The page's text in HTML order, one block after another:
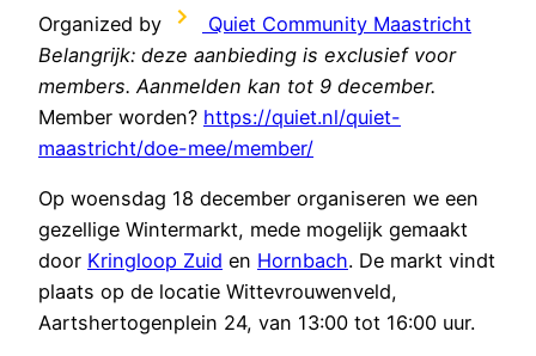
Organized by
Quiet Community Maastricht
Belangrijk: deze aanbieding is exclusief voor
members. Aanmelden kan tot 9 december.
Member worden? https://quiet.nl/quiet-
maastricht/doe-mee/member/
Op woensdag 18 december organiseren we een
gezellige Wintermarkt, mede mogelijk gemaakt
door Kringloop Zuid en Hornbach. De markt vindt
plaats op de locatie Wittevrouwenveld,
Aartshertogenplein 24, van 13:00 tot 16:00 uur.